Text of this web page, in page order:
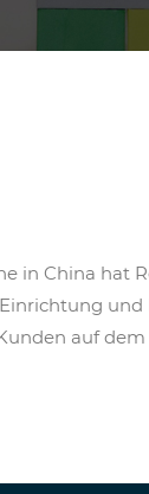
in China hat
auf